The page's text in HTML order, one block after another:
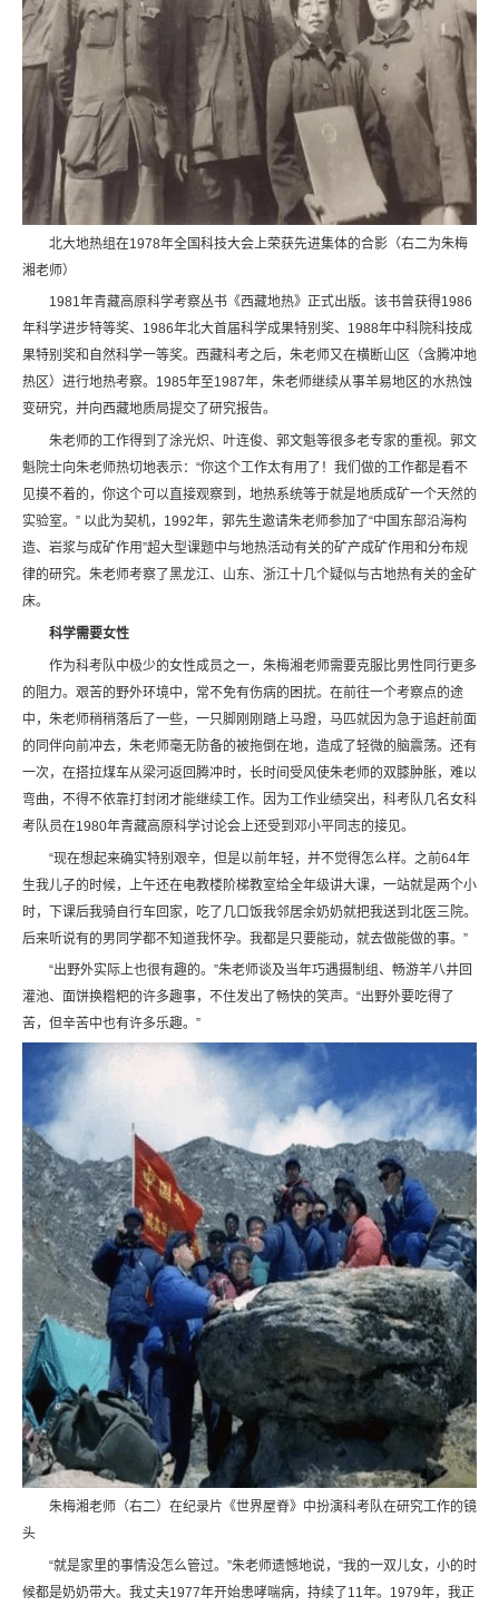
北大地热组在1978年全国科技大会上荣获先进集体的合影（右二为朱梅
湘老师）
1981年青藏高原科学考察丛书《西藏地热》正式出版。该书曾获得1986
年科学进步特等奖、1986年北大首届科学成果特别奖、1988年中科院科技成
果特别奖和自然科学一等奖。西藏科考之后，朱老师又在横断山区（含腾冲地
热区）进行地热考察。1985年至1987年，朱老师继续从事羊易地区的水热蚀
变研究，并向西藏地质局提交了研究报告。
朱老师的工作得到了涂光炽、叶连俊、郭文魁等很多老专家的重视。郭文
魁院士向朱老师热切地表示：“你这个工作太有用了！我们做的工作都是看不
见摸不着的，你这个可以直接观察到，地热系统等于就是地质成矿一个天然的
实验室。” 以此为契机，1992年，郭先生邀请朱老师参加了“中国东部沿海构
造、岩浆与成矿作用”超大型课题中与地热活动有关的矿产成矿作用和分布规
律的研究。朱老师考察了黑龙江、山东、浙江十几个疑似与古地热有关的金矿
床。
科学需要女性
作为科考队中极少的女性成员之一，朱梅湘老师需要克服比男性同行更多
的阻力。艰苦的野外环境中，常不免有伤病的困扰。在前往一个考察点的途
中，朱老师稍稍落后了一些，一只脚刚刚踏上马蹬，马匹就因为急于追赶前面
的同伴向前冲去，朱老师毫无防备的被拖倒在地，造成了轻微的脑震荡。还有
一次，在搭拉煤车从梁河返回腾冲时，长时间受风使朱老师的双膝肿胀，难以
弯曲，不得不依靠打封闭才能继续工作。因为工作业绩突出，科考队几名女科
考队员在1980年青藏高原科学讨论会上还受到邓小平同志的接见。
“现在想起来确实特别艰辛，但是以前年轻，并不觉得怎么样。之前64年
生我儿子的时候，上午还在电教楼阶梯教室给全年级讲大课，一站就是两个小
时，下课后我骑自行车回家，吃了几口饭我邻居余奶奶就把我送到北医三院。
后来听说有的男同学都不知道我怀孕。我都是只要能动，就去做能做的事。”
“出野外实际上也很有趣的。”朱老师谈及当年巧遇摄制组、畅游羊八井回
灌池、面饼换糌粑的许多趣事，不住发出了畅快的笑声。“出野外要吃得了
苦，但辛苦中也有许多乐趣。”
朱梅湘老师（右二）在纪录片《世界屋脊》中扮演科考队在研究工作的镜
头
“就是家里的事情没怎么管过。”朱老师遗憾地说，“我的一双儿女，小的时
候都是奶奶带大。我丈夫1977年开始患哮喘病，持续了11年。1979年，我正